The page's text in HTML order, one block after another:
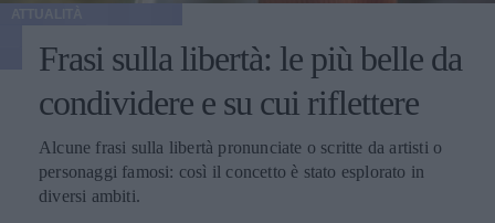
Frasi sulla libertà: le più belle da
condividere e su cui riflettere
Alcune frasi sulla libertà pronunciate o scritte da artisti o
personaggi famosi: così il concetto è stato esplorato in
diversi ambiti.